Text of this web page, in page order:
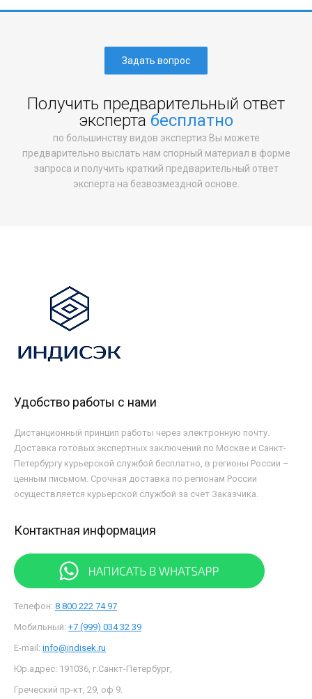
Задать вопрос
Получить предварительный ответ
эксперта бесплатно
по большинству видов экспертиз Вы можете
предварительно выслать нам спорный материал в форме
запроса и получить краткий предварительный ответ
эксперта на безвозмездной основе.
Удобство работы с нами
Дистанционный принцип работы через электронную почту.
Доставка готовых экспертных заключений по Москве и Санкт-
Петербургу курьерской службой бесплатно, в регионы России –
ценным письмом. Срочная доставка по регионам России
осуществляется курьерской службой за счет Заказчика.
Контактная информация
Телефон: 8 800 222 74 97
Мобильный: +7 (999) 034 32 39
E-mail: info@indisek.ru
Юр.адрес: 191036, г.Санкт-Петербург,
Греческий пр-кт, 29, оф 9.